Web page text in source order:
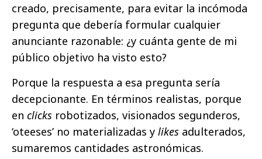
creado, precisamente, para evitar la incómoda
pregunta que debería formular cualquier
anunciante razonable: ¿y cuánta gente de mi
público objetivo ha visto esto?
Porque la respuesta a esa pregunta sería
decepcionante. En términos realistas, porque
en clicks robotizados, visionados segunderos,
‘oteeses’ no materializadas y likes adulterados,
sumaremos cantidades astronómicas.